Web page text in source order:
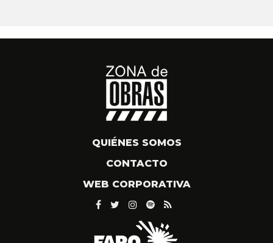
QUIÉNES SOMOS
CONTACTO
WEB CORPORATIVA